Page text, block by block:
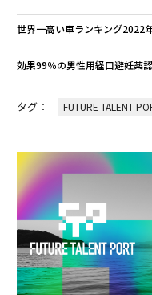
世界一高い車ランキング
効果99％の男性用経口避妊薬
タグ： FUTURE TALENT